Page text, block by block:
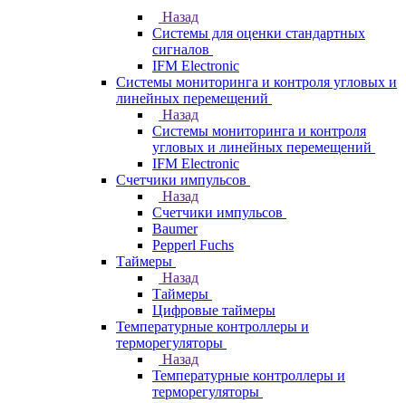
Назад
Системы для оценки стандартных
сигналов
IFM Electronic
Системы мониторинга и контроля угловых и
линейных перемещений
Назад
Системы мониторинга и контроля
угловых и линейных перемещений
IFM Electronic
Счетчики импульсов
Назад
Счетчики импульсов
Baumer
Pepperl Fuchs
Таймеры
Назад
Таймеры
Цифровые таймеры
Температурные контроллеры и
терморегуляторы
Назад
Температурные контроллеры и
терморегуляторы